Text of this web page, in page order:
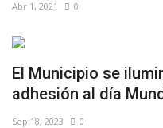
Abr 1, 2021 0
El Municipio se
adhesión al día
Sep 18, 2023 0